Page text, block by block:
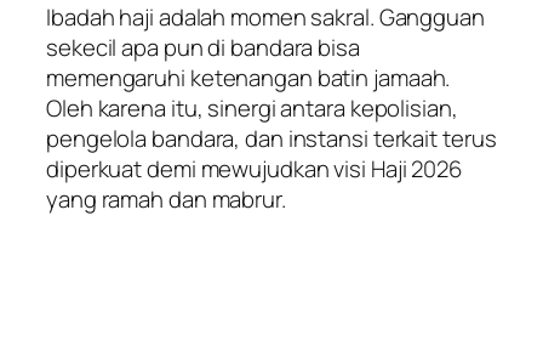
Ibadah haji adalah momen sakral. Gangguan
sekecil apa pun di bandara bisa
memengaruhi ketenangan batin jamaah.
Oleh karena itu, sinergi antara kepolisian,
pengelola bandara, dan instansi terkait terus
diperkuat demi mewujudkan visi Haji 2026
yang ramah dan mabrur.